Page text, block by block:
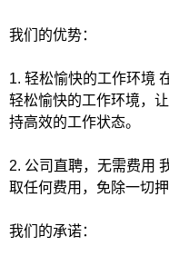
我们的优势：
1. 轻松愉快的工作环境
轻松愉快的工作环境，
持高效的工作状态。
2. 公司直聘，无需费用
取任何费用，免除一切
我们的承诺：